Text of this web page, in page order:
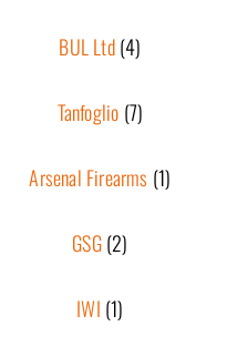
BUL Ltd(4)
Tanfoglio (7)
Arsenal Firearms (1)
GSG(2)
IWI (1)